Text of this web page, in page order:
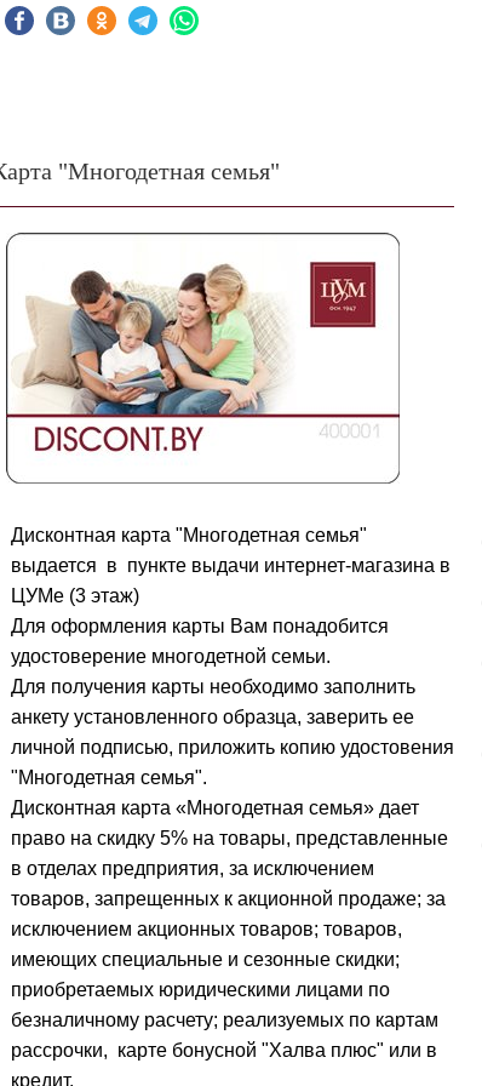
"Многодетная семья"
Дисконтная карта "Многодетная семья"
выдается в пункте выдачи интернет-магазина в
ЦУМе (3 этаж)
Для оформления карты Вам понадобится
удостоверение многодетной семьи.
Для получения карты необходимо заполнить
анкету установленного образца, заверить ее
личной подписью, приложить копию удостовения
"Многодетная семья".
Дисконтная карта «Многодетная семья» дает
право на скидку 5% на товары, представленные
в отделах предприятия,за исключением
товаров, запрещенных к акционной продаже; за
исключением акционных товаров; товаров,
имеющих специальные и сезонные скидки;
приобретаемых юридическими лицами по
безналичному расчету; реализуемых по картам
рассрочки, карте бонусной "Халва плюс" или в
кредит.